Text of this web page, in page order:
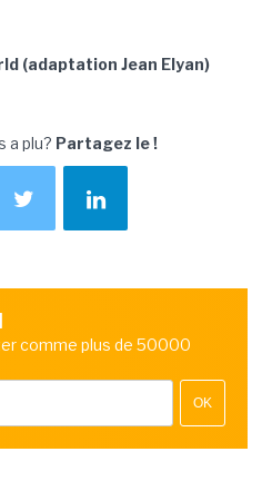
(adaptation Jean Elyan)
a plu? Partagez le !
comme plus de 50000
OK